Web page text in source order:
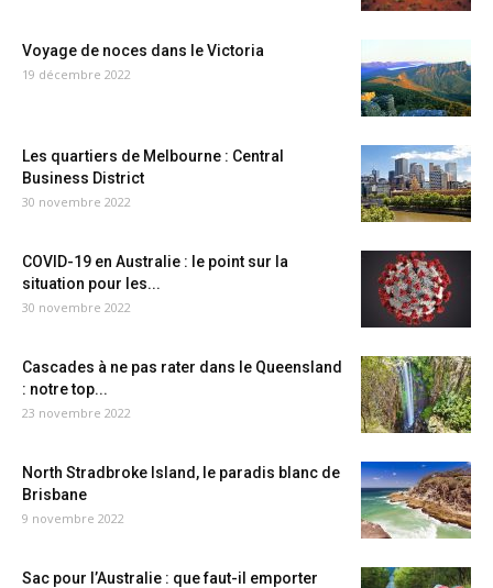
Voyage de noces dans le Victoria
19 décembre 2022
Les quartiers de Melbourne : Central
Business District
30 novembre 2022
COVID-19 en Australie : le point sur la
situation pour les...
30 novembre 2022
Cascades à ne pas rater dans le Queensland
: notre top...
23 novembre 2022
North Stradbroke Island, le paradis blanc de
Brisbane
9 novembre 2022
Sac pour l’Australie : que faut-il emporter